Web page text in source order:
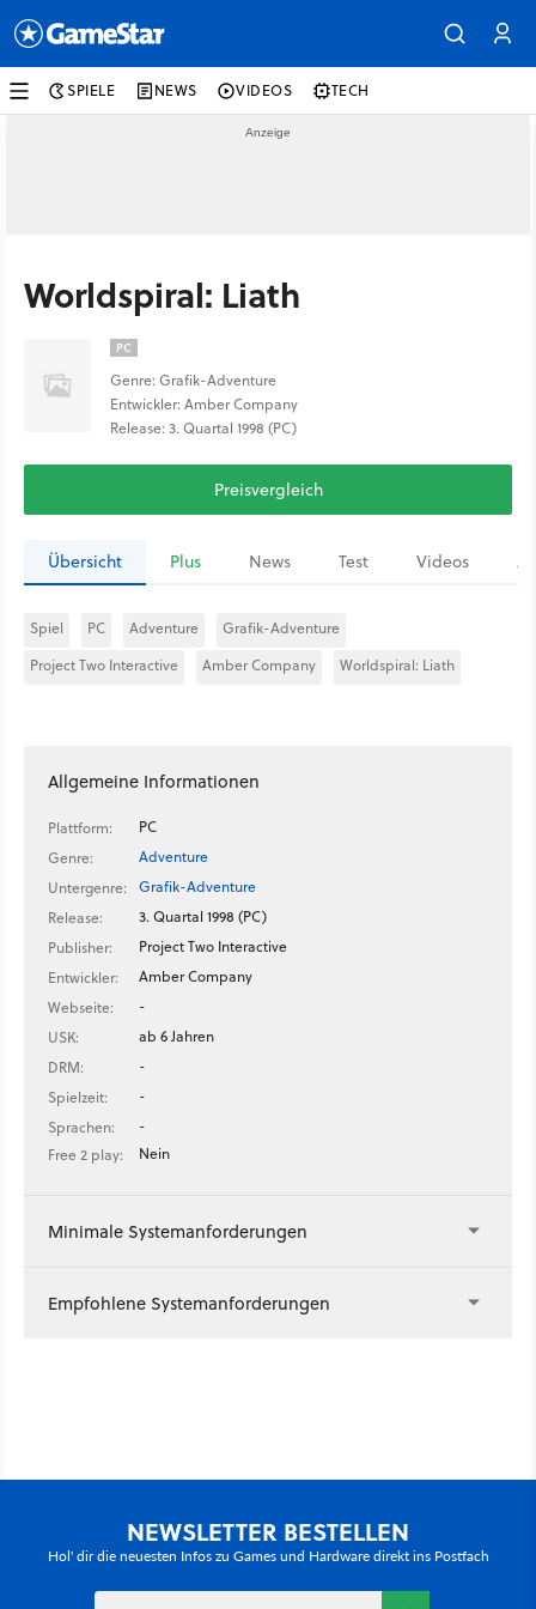
SPIELE NEWS VIDEOS TECH
Worldspiral: Liath
PC
Genre: Grafik-Adventure
Entwickler: Amber Company
Release: 3. Quartal 1998 (PC)
Preisvergleich
Übersicht Plus News Test Videos
Spiel PC Adventure
Grafik-Adventure
Project Two Interactive
Amber Company Worldspiral: Liath
Allgemeine Informationen
Plattform:
PC
Genre:
Adventure
Untergenre:
Grafik-Adventure
Release:
3. Quartal 1998 (PC)
Publisher:
Project Two Interactive
Entwickler:
Amber Company
Webseite:
-
USK:
ab 6 Jahren
DRM:
-
Spielzeit:
-
Sprachen:
-
Free 2 play:
Nein
Minimale Systemanforderungen
Empfohlene Systemanforderungen
NEWSLETTER BESTELLEN
Hol' dir die neuesten Infos zu Games und Hardware direkt ins Postfach